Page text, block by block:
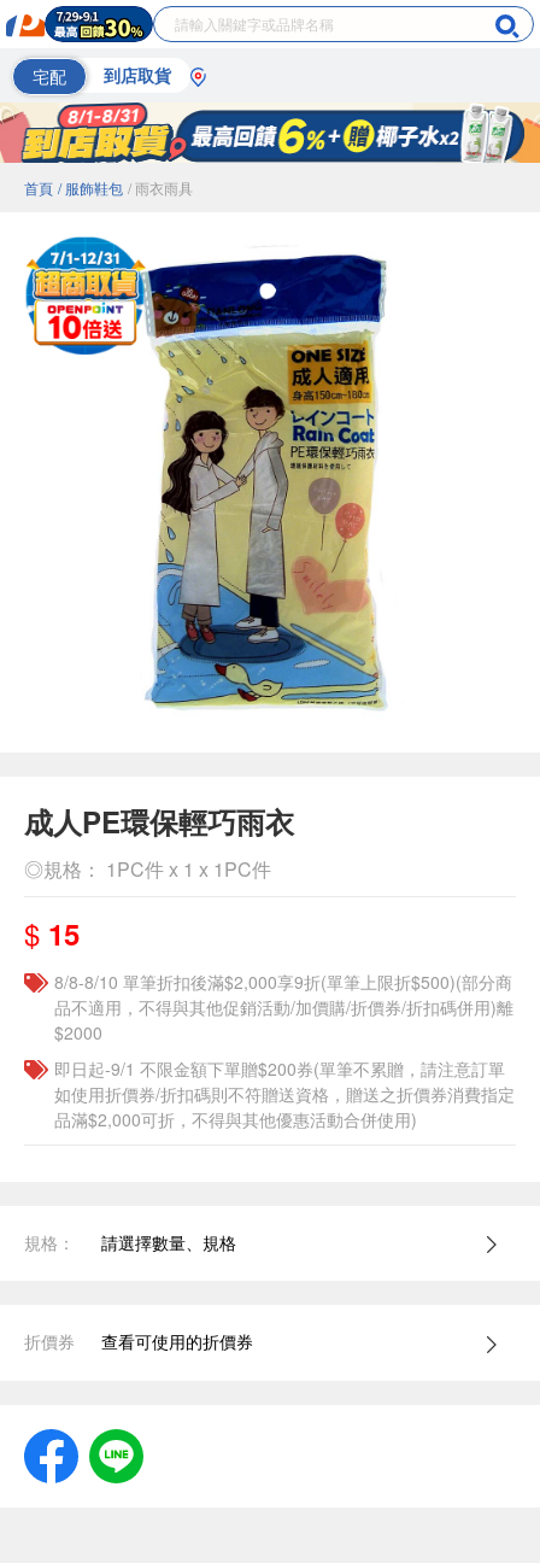
宅配 到店取貨
首頁 / 服飾鞋包 / 雨衣雨具
成人PE環保輕巧雨衣
◎規格： 1PC件 x 1 x 1PC件
$ 15
8/8-8/10 單筆折扣後滿$2,000享9折(單筆上限折$500)(部分商
品不適用，不得與其他促銷活動/加價購/折價券/折扣碼併用)離
$2000
即日起-9/1 不限金額下單贈$200券(單筆不累贈，請注意訂單
如使用折價券/折扣碼則不符贈送資格，贈送之折價券消費指定
品滿$2,000可折，不得與其他優惠活動合併使用)
規格： 請選擇數量、規格
折價券 查看可使用的折價券